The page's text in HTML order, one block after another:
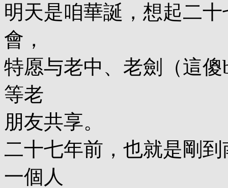
明天是咱華誕，想起二
會，
特愿与老中、老劍（這
等老
朋友共享。
二十七年前，也就是剛
一個人